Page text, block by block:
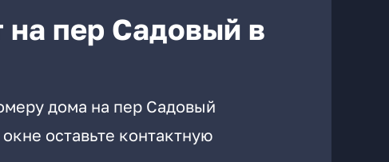
на пер Садовый в
дома на пер Садовый
оставьте контактную